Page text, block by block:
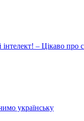
– Цікаво про
українську